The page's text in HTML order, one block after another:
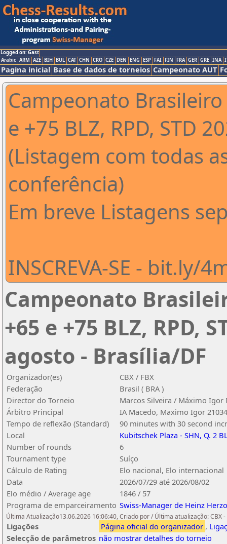
Logged on: Gast
Arabic ARM AZE BIH BUL CAT CHN CRO CZE DEN ENG ESP FAI FIN FRA GER GRE INA
Pagina inicial Base de dados de torneios Campeonato AUT
Campeonato
e +75 BLZ, RPD, STD
(Listagem com todas
conferência)
Em breve Listagens
INSCREVA-SE - bit.ly/
Campeonato
+65 e +75 BLZ, RPD,
agosto - Brasília/DF
Organizador(es)
CBX / FBX
Federação
Brasil ( BRA )
Director do Torneio
Marcos Silveira / Máximo Igor
Árbitro Principal
IA Macedo, Maximo Igor
Tempo de reflexão (Standard)
90 minutes with 30 second
Local
Kubitschek Plaza - SHN, Q. 2
Number of rounds
6
Tournament type
Suíço
Cálculo de Rating
Elo nacional, Elo internacional
Data
2026/07/29 até 2026/08/02
Elo médio / Average age
1846 / 57
Programa de emparceiramento Swiss-Manager de Heinz
Última Atualização13.06.2026 16:06:40, Criado por / Última atualização: CBX
Ligações Página oficial do organizador ,
Selecção de parâmetros não mostrar detalhes do torneio